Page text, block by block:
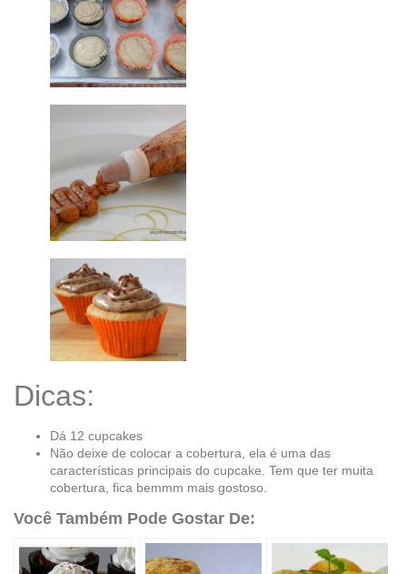
Dicas:
Dá 12 cupcakes
Não deixe de colocar a cobertura, ela é uma das
características principais do cupcake. Tem que ter muita
cobertura, fica bemmm mais gostoso.
Você Também Pode Gostar De: